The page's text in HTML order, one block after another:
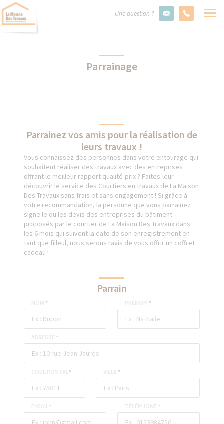
Une question ?
Parrainage
Parrainez vos amis pour la réalisation de
leurs travaux !
Vous connaissez des personnes dans votre entourage qui
souhaitent réaliser des travaux avec des entreprises
offrant le meilleur rapport qualité-prix ? Faites-leur
découvrir le service des Courtiers en travaux de La Maison
Des Travaux sans frais et sans engagement ! Si grâce à
votre recommandation, la personne que vous parrainez
signe le ou les devis des entreprises du bâtiment
proposés par le courtier de La Maison Des Travaux dans
les 6 mois qui suivent la date de son enregistrement en
tant que filleul, nous serons ravis de vous offrir un coffret
cadeau !
Parrain
* *
*
* *
* *